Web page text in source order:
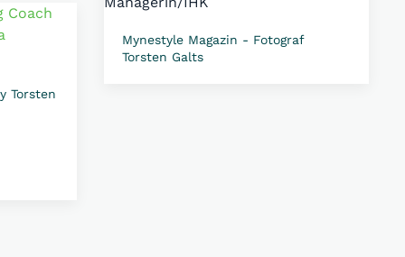
Torsten
Mynestyle Magazin - Fotograf
Torsten Galts